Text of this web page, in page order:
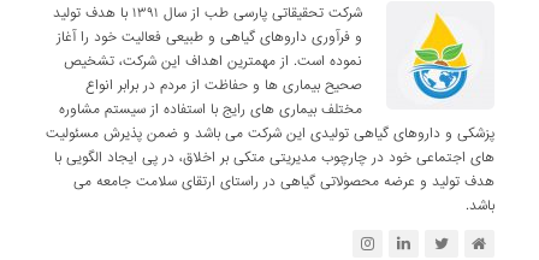
شرکت تحقیقاتی پارسی طب از سال ۱۳۹۱ با هدف تولید
و فرآوری داروهای گیاهی و طبیعی فعالیت خود را آغاز
نموده است. از مهمترین اهداف این شرکت، تشخیص
صحیح بیماری ها و حفاظت از مردم در برابر انواع
مختلف بیماری های رایج با استفاده از سیستم مشاوره
پزشکی و داروهای گیاهی تولیدی این شرکت می باشد و ضمن پذیرش مسئولیت
های اجتماعی خود در چارچوب مدیریتی متکی بر اخلاق، در پی ایجاد الگویی با
هدف تولید و عرضه محصولاتی گیاهی در راستای ارتقای سلامت جامعه می
باشد.